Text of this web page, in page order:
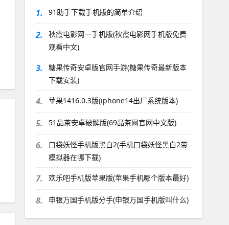
1. 91助手下载手机版的简单介绍
2.
秋霞电影网一手机版(秋霞电影网手机版免费
观看中文)
3.
糖果传奇安卓版官网手游(糖果传奇最新版本
下载安装)
4. 苹果1416.0.3版(iphone14出厂系统版本)
5. 51品茶安卓破解版(69品茶网官网中文版)
6.
口袋妖怪手机版黑白2(手机口袋妖怪黑白2带
模拟器在哪下载)
7. 欢乐吧手机版苹果版(苹果手机哪个版本最好)
8. 申银万国手机版分手(申银万国手机版叫什么)